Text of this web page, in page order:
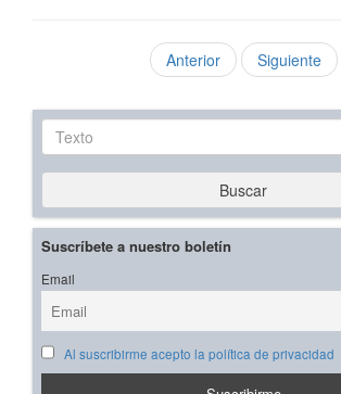
Anterior Siguiente
Texto
Buscar
Suscríbete a nuestro boletín
Email
Al suscribirme acepto la política de privacidad